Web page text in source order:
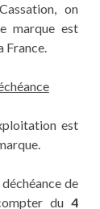
on
marque est
France.
est
de
du4